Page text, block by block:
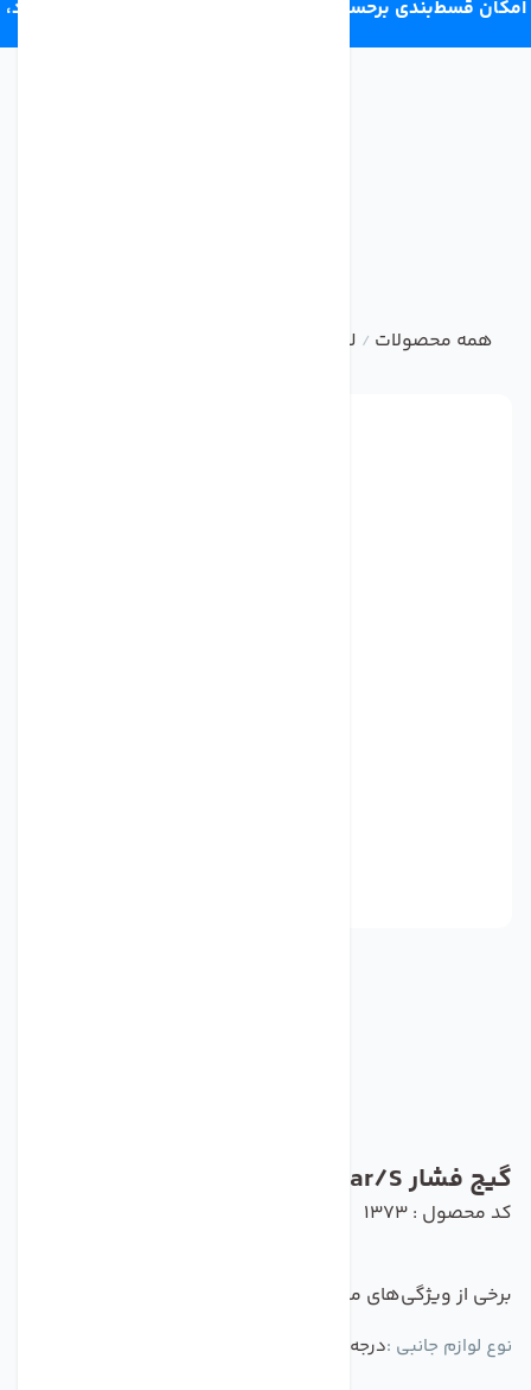
امکان قسط‌بندی برحسب اعتبار ترب‌پی 4 قسط ماهانه. بدون سود،
همه محصولات / لوازم جانبی تصفیه آب خانگی
گیج فشار 12Bar/S
کد محصول : 1373
برخی از ویژگی‌های مهم این محصول :
نوع لوازم جانبی :درجه فشار